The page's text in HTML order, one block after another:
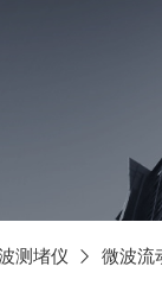
测堵仪 微波流